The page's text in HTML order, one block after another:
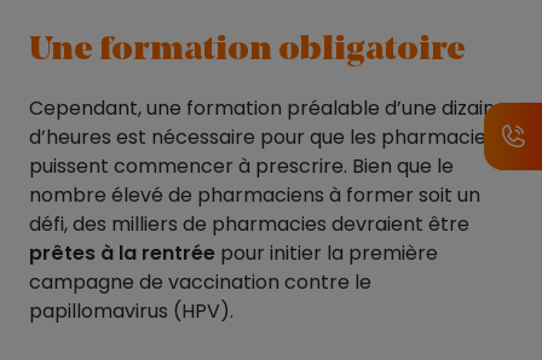
Une formation obligatoire
Cependant, une formation préalable d’une dizaine
d’heures est nécessaire pour que les pharmaciens
puissent commencer à prescrire. Bien que le
nombre élevé de pharmaciens à former soit un
défi, des milliers de pharmacies devraient être
prêtes à la rentrée pour initier la première
campagne de vaccination contre le
papillomavirus (HPV).